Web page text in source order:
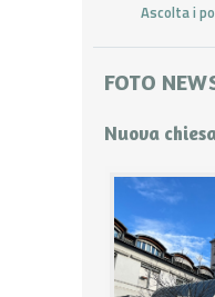
Ascolta i
FOTO
Nuova